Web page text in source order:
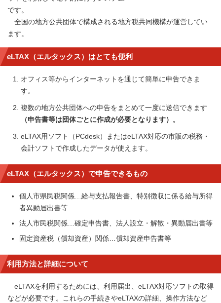
です。
全国の地方公共団体で構成される地方税共同機構が運営してい
ます。
eLTAX（エルタックス）はとても便利
オフィス等からインターネットを通じて簡単に申告できま
す。
複数の地方公共団体への申告をまとめて一度に送信できます
（申告書等は団体ごとに作成が必要となります）。
eLTAX用ソフト（PCdesk）またはeLTAX対応の市販の税務・
会計ソフトで作成したデータが使えます。
eLTAX（エルタックス）で申告できるもの
個人市県民税関係…給与支払報告書、特別徴収に係る給与所得
者異動届出書等
法人市民税関係…確定申告書、法人設立・解散・異動届出書等
固定資産税（償却資産）関係…償却資産申告書等
利用方法と詳細について
eLTAXを利用するためには、利用届出、eLTAX対応ソフトの取得
などが必要です。これらの手続きやeLTAXの詳細、操作方法など